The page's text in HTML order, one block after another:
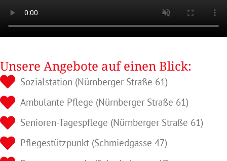
Unsere Angebote auf einen Blick:
Sozialstation (Nürnberger Straße 61)
Ambulante Pflege (Nürnberger Straße 61)
Senioren-Tagespflege (Nürnberger Straße 61)
Pflegestützpunkt (Schmiedgasse 47)